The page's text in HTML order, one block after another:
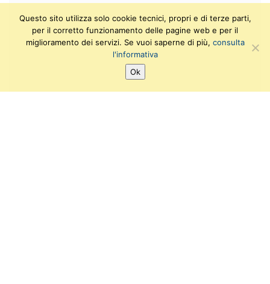
Questo sito utilizza solo cookie tecnici, propri e di terze parti,
per il corretto funzionamento delle pagine web e per il
miglioramento dei servizi. Se vuoi saperne di più, consulta
l'informativa
Ok